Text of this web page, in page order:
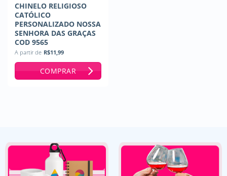
CHINELO RELIGIOSO
CATÓLICO
PERSONALIZADO NOSSA
SENHORA DAS GRAÇAS
COD 9565
A partir de R$11,99
COMPRAR